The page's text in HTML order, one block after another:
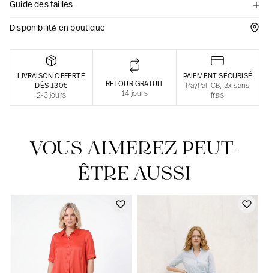
Une fabrication responsable en France
Notre actualité dans le journal
Guide des tailles
Disponibilité en boutique
LIVRAISON OFFERTE
DÈS 130€
2-3 jours
RETOUR GRATUIT
14 jours
PAIEMENT SÉCURISÉ
PayPal, CB, 3x sans
frais
VOUS AIMEREZ PEUT-
ÊTRE AUSSI